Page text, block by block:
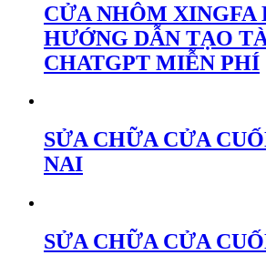
CỬA NHÔM XINGFA
HƯỚNG DẪN TẠO
CHATGPT MIỄN PHÍ
SỬA CHỮA CỬA
NAI
SỬA CHỮA CỬA